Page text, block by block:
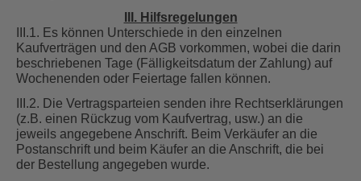
III. Hilfsregelungen
III.1. Es können Unterschiede in den einzelnen
Kaufverträgen und den AGB vorkommen, wobei die darin
beschriebenen Tage (Fälligkeitsdatum der Zahlung) auf
Wochenenden oder Feiertage fallen können.
III.2. Die Vertragsparteien senden ihre Rechtserklärungen
(z.B. einen Rückzug vom Kaufvertrag, usw.) an die
jeweils angegebene Anschrift. Beim Verkäufer an die
Postanschrift und beim Käufer an die Anschrift, die bei
der Bestellung angegeben wurde.